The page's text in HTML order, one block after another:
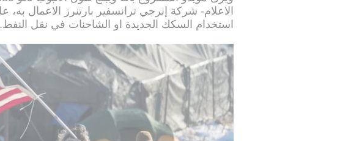
الاعلام- شركة إنرجي ترانسفير بارتنرز الاعمال به،
استخدام السكك الحديدة او الشاحنات في نقل النفط.